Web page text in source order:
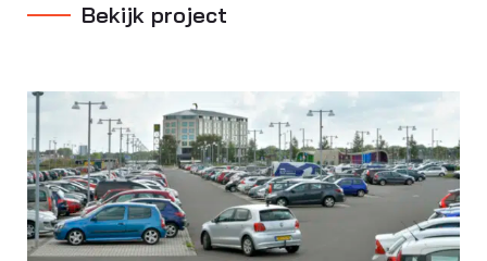
Bekijk project